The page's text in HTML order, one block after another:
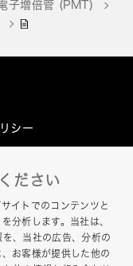
子増倍管 (PMT)
シー
ださい
イトでのコンテンツと
分析します。当社は、
、当社の広告、分析の
お客様が提供した他の